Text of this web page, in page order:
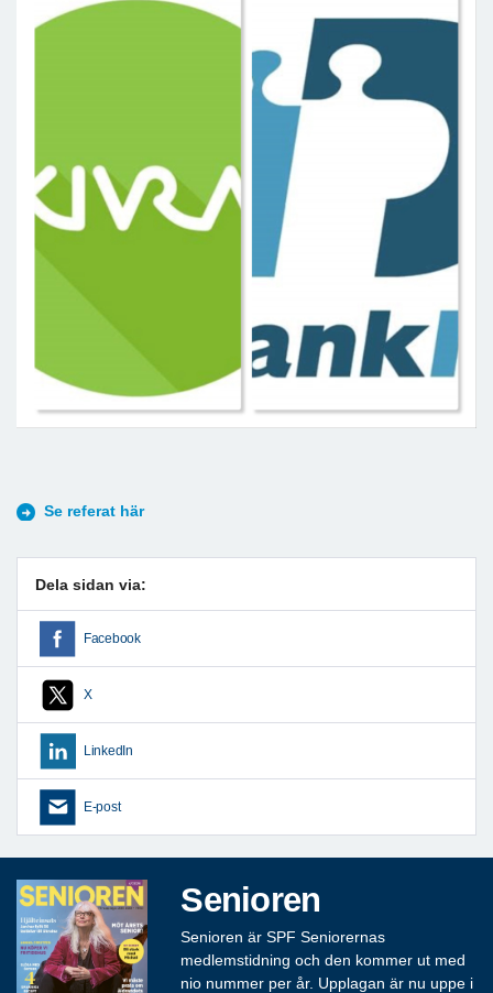
Se referat här
Dela sidan via:
Facebook
X
LinkedIn
E-post
Senioren
Senioren är SPF Seniorernas
medlemstidning och den kommer ut med
nio nummer per år. Upplagan är nu uppe i